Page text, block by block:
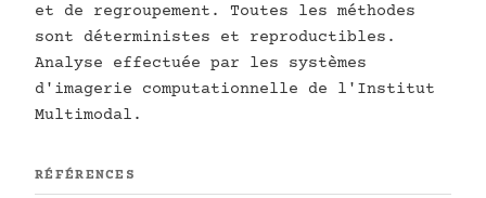
et de regroupement. Toutes les méthodes
sont déterministes et reproductibles.
Analyse effectuée par les systèmes
d'imagerie computationnelle de l'Institut
Multimodal.
RÉFÉRENCES